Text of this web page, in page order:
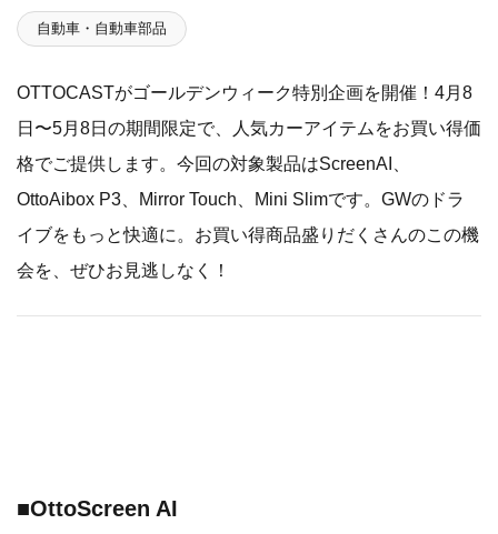
自動車・自動車部品
OTTOCASTがゴールデンウィーク特別企画を開催！4月8
日〜5月8日の期間限定で、人気カーアイテムをお買い得価
格でご提供します。今回の対象製品はScreenAI、
OttoAibox P3、Mirror Touch、Mini Slimです。GWのドラ
イブをもっと快適に。お買い得商品盛りだくさんのこの機
会を、ぜひお見逃しなく！
■OttoScreen AI